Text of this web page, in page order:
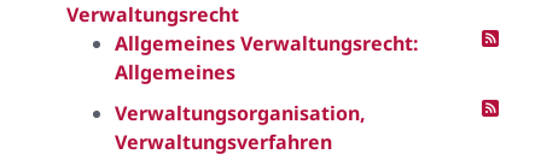
Verwaltungsrecht
Allgemeines Verwaltungsrecht:
Allgemeines
Verwaltungsorganisation,
Verwaltungsverfahren